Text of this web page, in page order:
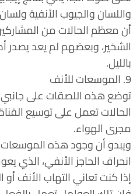
واللسان والجيوب الأنفية
أن معظم الحالات من
الشخير، وبعضهم لم يعد يصدر
بالليل.
9. الموسعات للأنف
توضع هذه اللصقات على
الحالات تعمل على توسيع
مجرى الهواء.
ويبدو أن وجود هذه
انحراف الحاجز الأنفي، الذي
إذا كنت تعاني التهاب الأنف أو